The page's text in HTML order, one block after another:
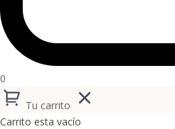
0
Tu carrito
Carrito esta vacío